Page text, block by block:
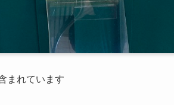
まれています